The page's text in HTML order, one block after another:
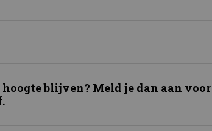
hoogte blijven? Meld je dan aan